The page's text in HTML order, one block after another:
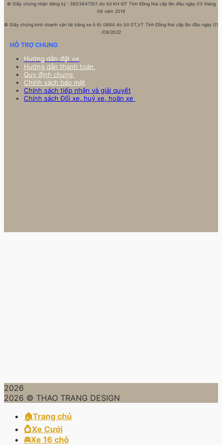
©Giấy chứng nhận đăng ký : 3603647201 do Sở KH-ĐT Tỉnh Đồng Nai cấp lần đầu ngày 03 tháng
06 năm 2019
© Giấy chứng kinh doanh vận tải bằng xe ô tô: 0884 do Sở GT_VT Tỉnh Đồng Nai cấp lần đầu ngày 01
/08/2022
HỖ TRỢ CHUNG
Hướng dẫn đặt xe
Hướng dẫn thanh toán
Quy định chung
Chính sách bảo mật
Chính sách tiếp nhận và giải quyết
Chính sách Đổi xe, huỷ xe, hoãn xe
2026
2026 © THAO TRANG DESIGN
🏠Trang chủ
💍Xe Cưới
🚘Xe 16 chỗ